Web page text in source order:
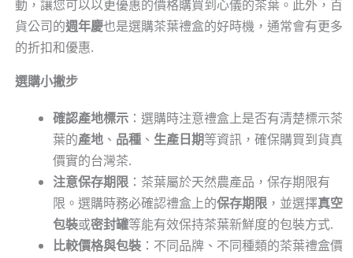
動，讓您可以以更優惠的價格購買到心儀的茶葉。此外，百
貨公司的週年慶也是選購茶葉禮盒的好時機，通常會有更多
的折扣和優惠.
選購小撇步
確認產地標示：選購時注意禮盒上是否有清楚標示茶
葉的產地、 品種、 生產日期等資訊，確保購買到貨真
價實的台灣茶.
注意保存期限：茶葉屬於天然農產品，保存期限有
限。選購時務必確認禮盒上的保存期限，並選擇真空
包裝或密封罐等能有效保持茶葉新鮮度的包裝方式.
比較價格與包裝：不同品牌、不同種類的茶葉禮盒價